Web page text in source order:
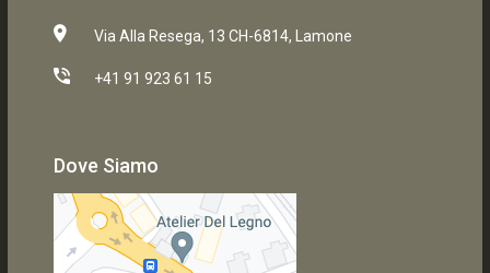
Via Alla Resega, 13 CH-6814, Lamone
+41 91 923 61 15
Dove Siamo